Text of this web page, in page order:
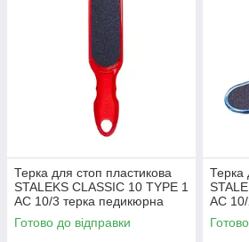
Терка для стоп пластикова
STALEKS CLASSIC 10 TYPE 1
AC 10/3 терка педикюрна
інструмент Сталекс
Готово до відправки
Терка
AC
для